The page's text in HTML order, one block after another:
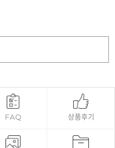
FAQ 상품후기